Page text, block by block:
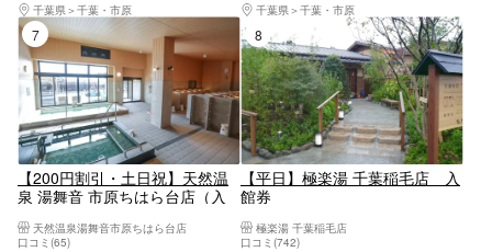
千葉県
千葉・市原
千葉県
千葉・市原
7位
【200円割引・土日祝】天然温
泉 湯舞音 市原ちはら台店（入
天然温泉湯舞音市原ちはら台店
口コミ(65)
8位
【平日】極楽湯 千葉稲毛店 入
館券
極楽湯 千葉稲毛店
口コミ(742)